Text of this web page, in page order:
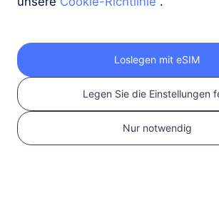
2
eSIM-Plan
Wählen und kaufen
Loslegen mit eSIM
Legen Sie die Einstellungen
Nur notwendig